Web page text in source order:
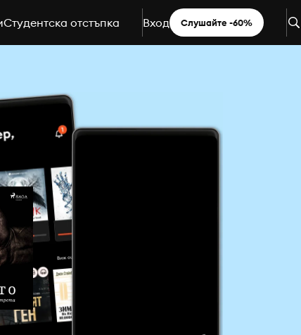
Студентска отстъпка Вход Слушайте -60%